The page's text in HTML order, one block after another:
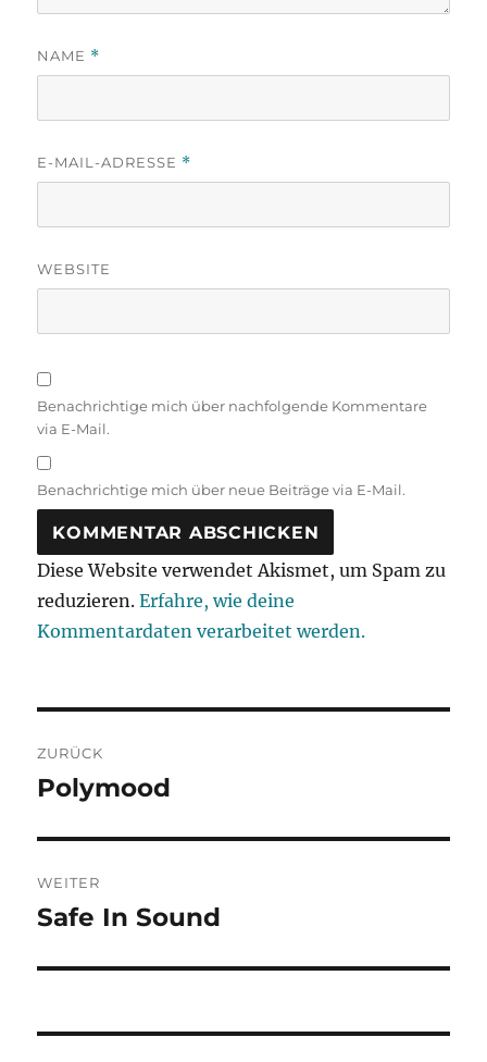
NAME *
E-MAIL-ADRESSE *
WEBSITE
Benachrichtige mich über nachfolgende Kommentare
via E-Mail.
Benachrichtige mich über neue Beiträge via E-Mail.
Diese Website verwendet Akismet, um Spam zu
reduzieren.Erfahre, wie deine
Kommentardaten verarbeitet werden.
ZURÜCK
Vorheriger
Polymood
WEITER
Nächster
Safe In Sound